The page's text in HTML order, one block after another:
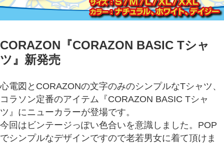
CORAZON『CORAZON BASIC Tシャ
ツ』新発売
心電図とCORAZONの文字のみのシンプルなTシャツ、
コラソン定番のアイテム『CORAZON BASIC Tシャ
ツ』にニューカラーが登場です。
今回はビンテージっぽい色合いを意識しました。POP
でシンプルなデザインですので老若男女に着て頂けま